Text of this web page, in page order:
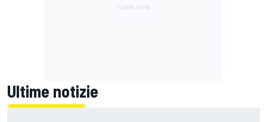
Ultime notizie